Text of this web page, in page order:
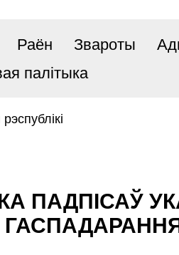
Раён Звароты
палітыка
ПАДПІСАЎ